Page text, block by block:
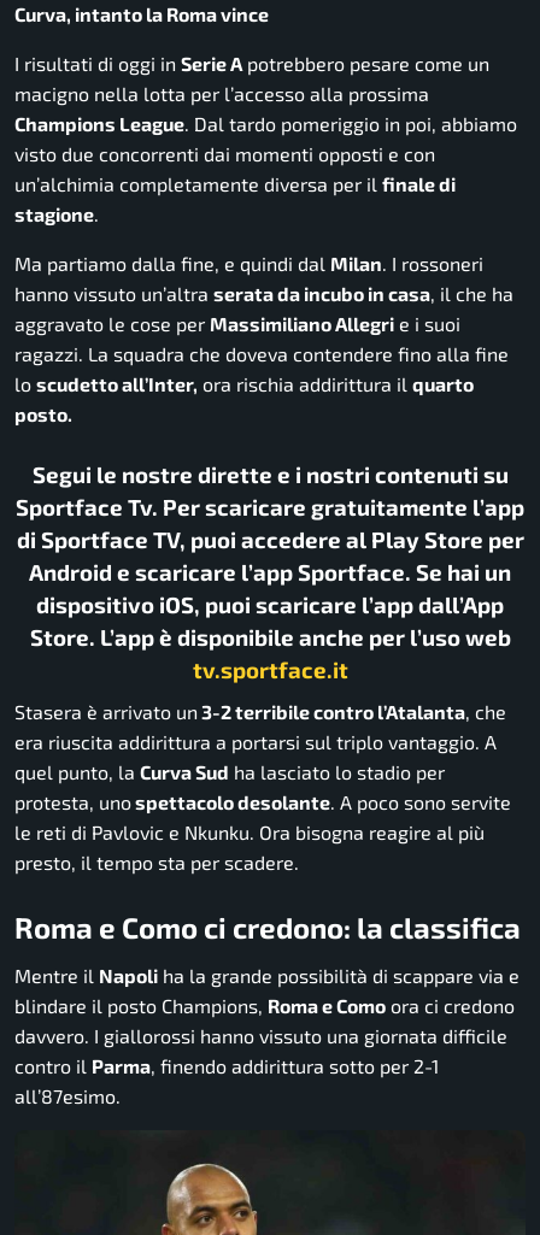
Curva, intanto la Roma vince
I risultati di oggi in Serie A potrebbero pesare come un
macigno nella lotta per l’accesso alla prossima
Champions League. Dal tardo pomeriggio in poi, abbiamo
visto due concorrenti dai momenti opposti e con
un’alchimia completamente diversa per il finale di
stagione.
Ma partiamo dalla fine, e quindi dal Milan. I rossoneri
hanno vissuto un’altra serata da incubo in casa, il che ha
aggravato le cose per Massimiliano Allegri e i suoi
ragazzi. La squadra che doveva contendere fino alla fine
lo scudetto all’Inter, ora rischia addirittura il quarto
posto.
Segui le nostre dirette e i nostri contenuti su
Sportface Tv. Per scaricare gratuitamente l’app
di Sportface TV, puoi accedere al Play Store per
Android e scaricare l’app Sportface. Se hai un
dispositivo iOS, puoi scaricare l’app dall’App
Store. L’app è disponibile anche per l’uso web
tv.sportface.it
Stasera è arrivato un 3-2 terribile contro l’Atalanta, che
era riuscita addirittura a portarsi sul triplo vantaggio. A
quel punto, la Curva Sud ha lasciato lo stadio per
protesta, unospettacolo desolante. A poco sono servite
le reti di Pavlovic e Nkunku. Ora bisogna reagire al più
presto, il tempo sta per scadere.
Roma e Como ci credono: la classifica
Mentre il Napoli ha la grande possibilità di scappare via e
blindare il posto Champions, Roma e Como ora ci credono
davvero. I giallorossi hanno vissuto una giornata difficile
contro il Parma, finendo addirittura sotto per 2-1
all’87esimo.